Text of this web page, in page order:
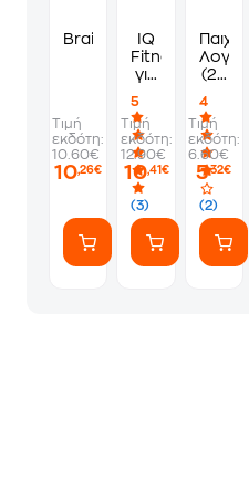
Brain games ακονίστε
Τιμή
εκδότη:
10.60€
10,26€
IQ
Fitness:
για
8+
5
(3)
Τιμή
εκδότη:
12.90€
10,41€
(2η
)
4
(2)
Τιμή
εκδότη:
6.60€
5,32€